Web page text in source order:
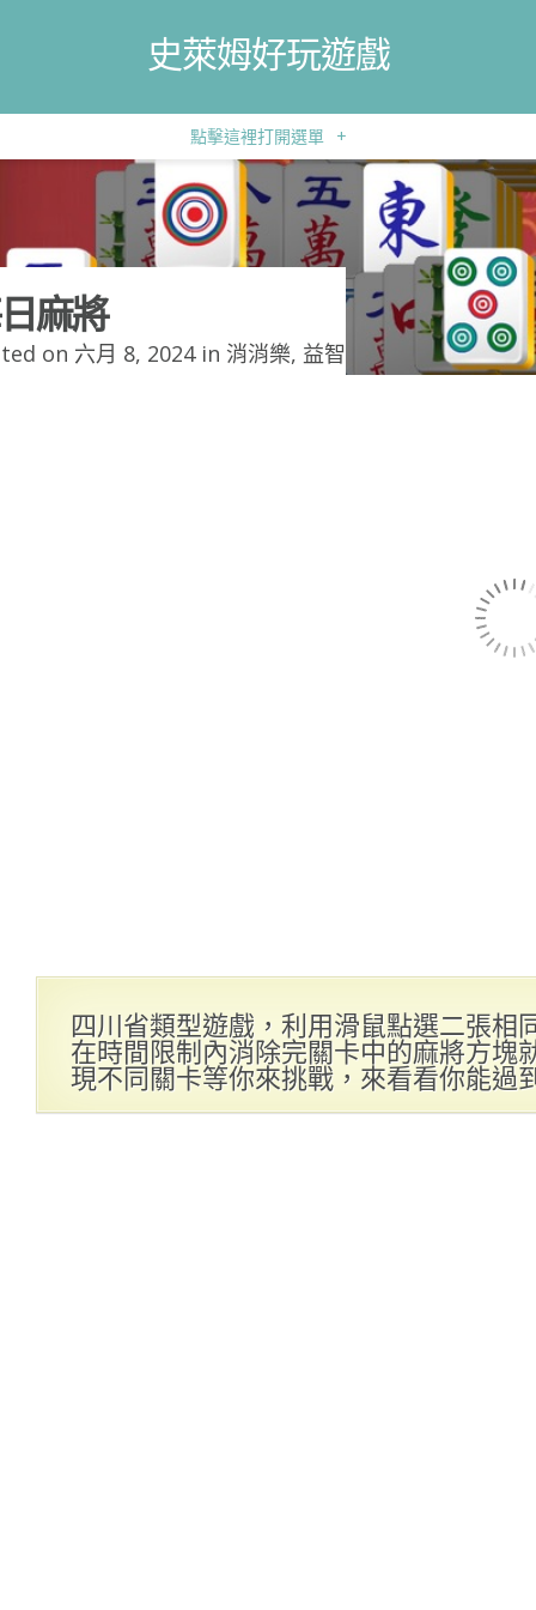
史萊姆好玩遊戲
點擊這裡打開選單 +
麻將
on 六月 8, 2024 in 消消樂, 益智
四川省類型遊戲，利用滑鼠點選二張相
在時間限制內消除完關卡中的麻將方塊
現不同關卡等你來挑戰，來看看你能過